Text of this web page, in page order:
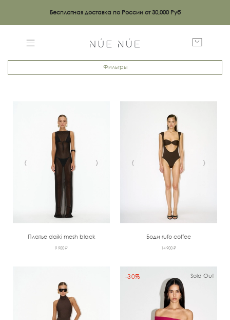
Бесплатная доставка по России от 30,000 Руб
Фильтры
‹ ›
Платье daiki mesh black
9 900 ₽
‹ ›
Боди rufo coffee
14 900 ₽
-30% Sold Out